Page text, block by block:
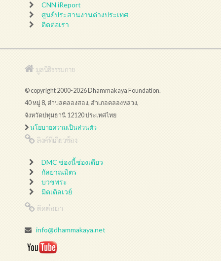
CNN iReport
ศูนย์ประสานงานต่างประเทศ
ติดต่อเรา
มูลนิธิธรรมกาย
© copyright 2000-2026 Dhammakaya Foundation.
40 หมู่ 8, ตำบลคลองสอง, อำเภอคลองหลวง,
จังหวัดปทุมธานี 12120 ประเทศไทย
นโยบายความเป็นส่วนตัว
ลิงค์ที่เกี่ยวข้อง
DMC ช่องนี้ช่องเดียว
กัลยาณมิตร
บวชพระ
มิดเดิลเวย์
ติดต่อเรา
info@dhammakaya.net